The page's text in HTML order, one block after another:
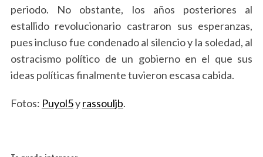
periodo. No obstante, los años posteriores al
estallido revolucionario castraron sus esperanzas,
pues incluso fue condenado al silencio y la soledad, al
ostracismo político de un gobierno en el que sus
ideas políticas finalmente tuvieron escasa cabida.
Fotos: Puyol5yrassouljb.